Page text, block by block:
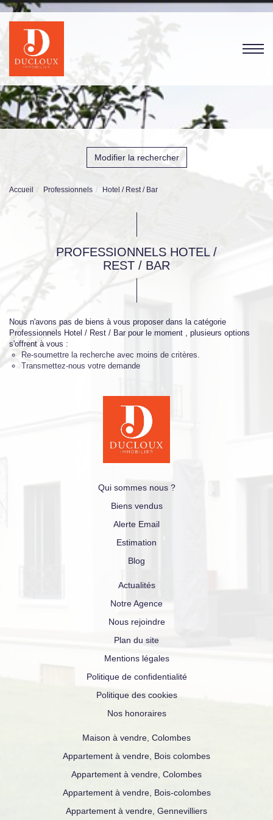
Modifier la rechercher
Accueil Professionnels Hotel / Rest / Bar
PROFESSIONNELS HOTEL /
REST / BAR
Nous n'avons pas de biens à vous proposer dans la catégorie
Professionnels Hotel / Rest / Bar pour le moment , plusieurs options
s'offrent à vous :
Re-soumettre la recherche avec moins de critères.
Transmettez-nous votre demande
Qui sommes nous ?
Biens vendus
Alerte Email
Estimation
Blog
Actualités
Notre Agence
Nous rejoindre
Plan du site
Mentions légales
Politique de confidentialité
Politique des cookies
Nos honoraires
Maison à vendre, Colombes
Appartement à vendre, Bois colombes
Appartement à vendre, Colombes
Appartement à vendre, Bois-colombes
Appartement à vendre, Gennevilliers